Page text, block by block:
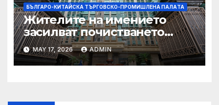
БЪЛГАРО-КИТАЙСКА ТЪРГОВСКО-ПРОМИШЛЕНА ПАЛAТА
Жителите на имението
засилват почистването
след първия случай на
хепатит на плъхове в града
тази година
MAY 17, 2026 ADMIN